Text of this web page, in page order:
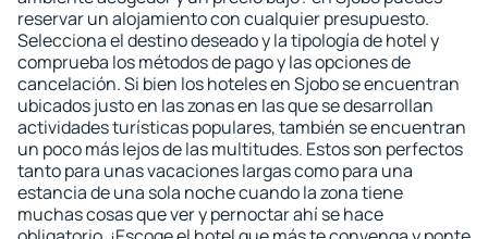
reservar un alojamiento con cualquier presupuesto.
Selecciona el destino deseado y la tipología de hotel y
comprueba los métodos de pago y las opciones de
cancelación. Si bien los hoteles en Sjobo se encuentran
ubicados justo en las zonas en las que se desarrollan
actividades turísticas populares, también se encuentran
un poco más lejos de las multitudes. Estos son perfectos
tanto para unas vacaciones largas como para una
estancia de una sola noche cuando la zona tiene
muchas cosas que ver y pernoctar ahí se hace